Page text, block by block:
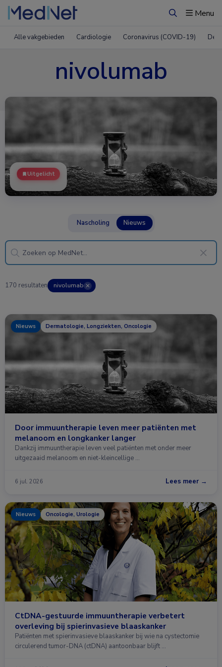
ZoekenMenu
Alle vakgebieden Cardiologie Coronavirus (COVID-19)
nivolumab
Uitgelicht
Nascholing Nieuws
170 resultaten nivolumab ✕
Nieuws Dermatologie, Longziekten, Oncologie
Door immuuntherapie leven meer patiënten met
melanoom en longkanker langer
Dankzij immuuntherapie leven veel patiënten met onder meer
uitgezaaid melanoom en niet-kleincellige …
6 jul. 2026 Lees meer →
Nieuws Oncologie, Urologie
CtDNA-gestuurde immuuntherapie verbetert
overleving bij spierinvasieve blaaskanker
Patiënten met spierinvasieve blaaskanker bij wie na cystectomie
circulerend tumor-DNA (ctDNA) aantoonbaar blijft …